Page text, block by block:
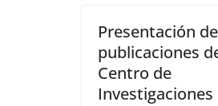
Presentación
publicaciones
Centro de
Investigaciones